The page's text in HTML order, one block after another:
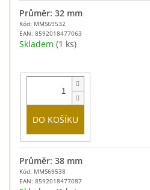
Kód: MMS69532
EAN: 8592018477063
Průměr: 32 mm
Skladem (1 ks)
DO KOŠÍKU
Kód: MMS69538
EAN: 8592018477087
Průměr: 38 mm